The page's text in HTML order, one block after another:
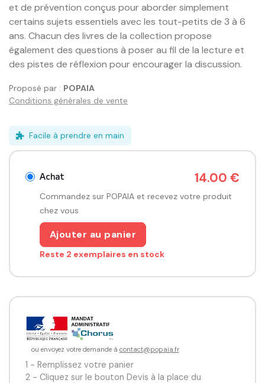
et de prévention conçus pour aborder simplement
certains sujets essentiels avec les tout-petits de 3 à 6
ans. Chacun des livres de la collection propose
également des questions à poser au fil de la lecture et
des pistes de réflexion pour encourager la discussion.
Proposé par : POPAIA
Conditions générales de vente
Facile à prendre en main
Achat 14.00 €
Commandez sur POPAIA et recevez votre produit
chez vous
Ajouter au panier
Reste 2 exemplaires en stock
ou envoyez votre demande à contact@popaia.fr
1 - Remplissez votre panier
2 - Cliquez sur le bouton Devis à la place du